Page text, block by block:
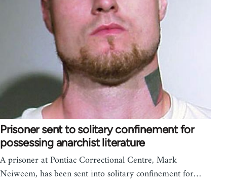
Prisoner sent to solitary confinement for
possessing anarchist literature
A prisoner at Pontiac Correctional Centre, Mark
Neiweem, has been sent into solitary confinement for…